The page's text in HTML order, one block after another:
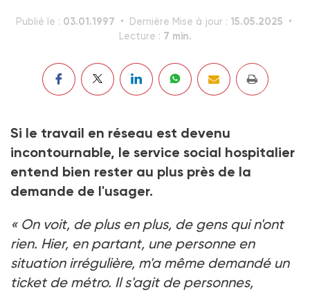
Publié le : 03.01.1997 Dernière Mise à jour : 15.05.2025
Lecture : 7 min.
Si le travail en réseau est devenu
incontournable, le service social hospitalier
entend bien rester au plus près de la
demande de l'usager.
« On voit, de plus en plus, de gens qui n'ont
rien. Hier, en partant, une personne en
situation irrégulière, m'a même demandé un
ticket de métro. Il s'agit de personnes,